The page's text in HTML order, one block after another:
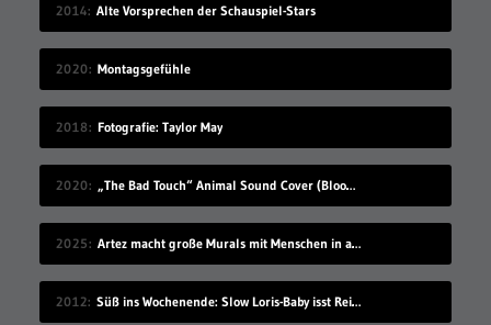
2014 Alte Vorsprechen der Schauspiel-Stars
2020 Montagsgefühle
2018 Fotografie: Taylor May
2020 „The Bad Touch“ Animal Sound Cover (Blood Hound Gang)
2025 Artez macht große Murals mit Menschen in akrobatischen Posen
2012 Süß ins Wochenende: Slow Loris-Baby isst Reiskugel